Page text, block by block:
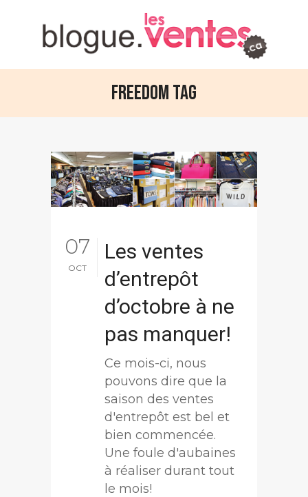
Freedom Tag
07
OCT
Les ventes
d’entrepôt
d’octobre à ne
pas manquer!
Ce mois-ci, nous
pouvons dire que la
saison des ventes
d'entrepôt est bel et
bien commencée.
Une foule d'aubaines
à réaliser durant tout
le mois!